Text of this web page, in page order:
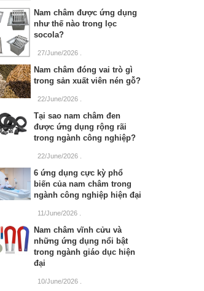
Nam châm được ứng dụng
như thế nào trong lọc
socola?
27/June/2026
Nam châm đóng vai trò gì
trong sản xuất viên nén gỗ?
22/June/2026
Tại sao nam châm đen
được ứng dụng rộng rãi
trong ngành công nghiệp?
22/June/2026
6 ứng dụng cực kỳ phổ
biến của nam châm trong
ngành công nghiệp hiện đại
11/June/2026
Nam châm vĩnh cửu và
những ứng dụng nổi bật
trong ngành giáo dục hiện
đại
10/June/2026